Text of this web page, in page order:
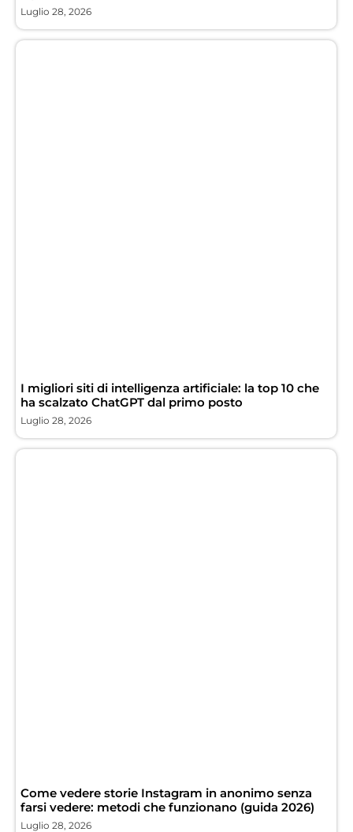
Luglio 28, 2026
I migliori siti di intelligenza artificiale: la top 10 che
ha scalzato ChatGPT dal primo posto
Luglio 28, 2026
Come vedere storie Instagram in anonimo senza
farsi vedere: metodi che funzionano (guida 2026)
Luglio 28, 2026